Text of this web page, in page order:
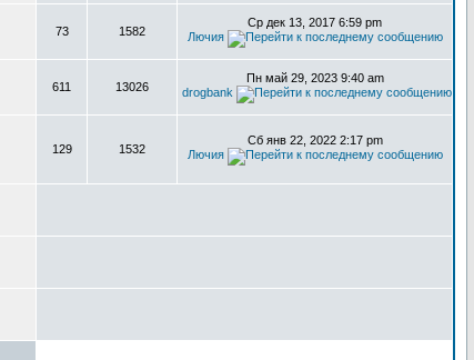
73 1582
Ср дек 13, 2017 6:59 pm
Лючия
611 13026
Пн май 29, 2023 9:40 am
drogbank
129 1532
Сб янв 22, 2022 2:17 pm
Лючия